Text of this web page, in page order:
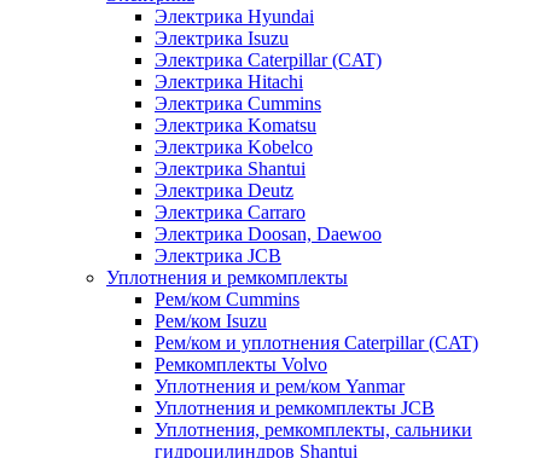
Электрика Hyundai
Электрика Isuzu
Электрика Caterpillar (CAT)
Электрика Hitachi
Электрика Cummins
Электрика Komatsu
Электрика Kobelco
Электрика Shantui
Электрика Deutz
Электрика Carraro
Электрика Doosan, Daewoo
Электрика JCB
Уплотнения и ремкомплекты
Рем/ком Cummins
Рем/ком Isuzu
Рем/ком и уплотнения Caterpillar (CAT)
Ремкомплекты Volvo
Уплотнения и рем/ком Yanmar
Уплотнения и ремкомплекты JCB
Уплотнения, ремкомплекты, сальники
гидроцилиндров Shantui